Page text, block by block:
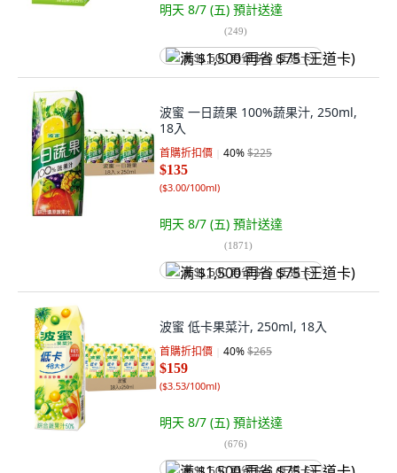
明天 8/7 (五) 預計送達
(249)
满 $1,500 再省 $75 (王道卡)
波蜜 一日蔬果 100%蔬果汁, 250ml,
18入
首購折扣價 40%$225
$135
($3.00/100ml)
明天 8/7 (五) 預計送達
(1871)
满 $1,500 再省 $75 (王道卡)
波蜜 低卡果菜汁, 250ml, 18入
首購折扣價 40%$265
$159
($3.53/100ml)
明天 8/7 (五) 預計送達
(676)